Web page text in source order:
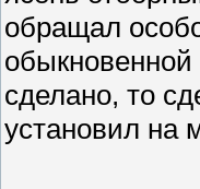
обращал
обыкновенной
сделано, то
установил на